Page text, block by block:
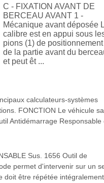
C - FIXATION AVANT DE
BERCEAU AVANT 1 -
Mécanique avant déposée
calibre est en appui sous
pions (1) de positionnement
de la partie avant du
et peut êt ...
calculateurs-systèmes
FONCTION Le véhicule
Antidémarrage Responsable
Sus. 1656 Outil de
permet d'intervenir sur un
doit être répétée